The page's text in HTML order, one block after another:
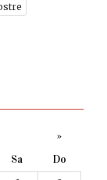
»
Sa
Do